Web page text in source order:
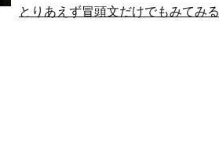
とりあえず冒頭文だけでもみてみる